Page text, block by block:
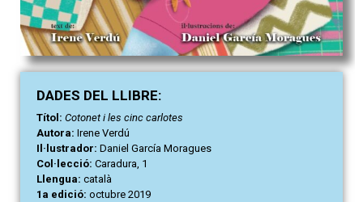
DADES DEL LLIBRE:
Títol: Cotonet i les cinc carlotes
Autora: Irene Verdú
Il·lustrador: Daniel García Moragues
Col·lecció: Caradura, 1
Llengua: català
1a edició: octubre 2019